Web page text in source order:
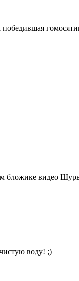
победившая
бложике видео
воду! ;)